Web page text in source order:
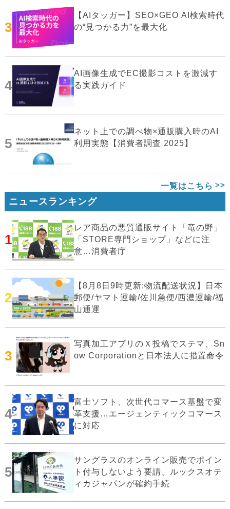
3
【AIタッガー】SEO×GEO AI検索時代
の“見つかる力”を最大化
4
AI画像生成でEC撮影コストを激減す
る実践ガイド
5
ネット上での調べ物×通販購入時のAI
利用実態【消費者調査 2025】
一覧はこちら
ニュースランキング
1
レア商品の悪質通販サイト「竜の野」
「STORE専門ショップ」などに注
意…消費者庁
2
【8月8日9時更新:物流配送状況】日本
郵便/ヤマト運輸/佐川急便/西濃運輸/福
山通運
3
写真加工アプリのＸ投稿でステマ、Sn
ow Corporationと日本法人に措置命令
4
富士ソフト、次世代コマース基盤で変
革支援…エージェンティックコマース
に対応
5
サングラスのオンライン販売でポイン
ト付与しないよう要請、ルックスオテ
ィカジャパンが確約手続